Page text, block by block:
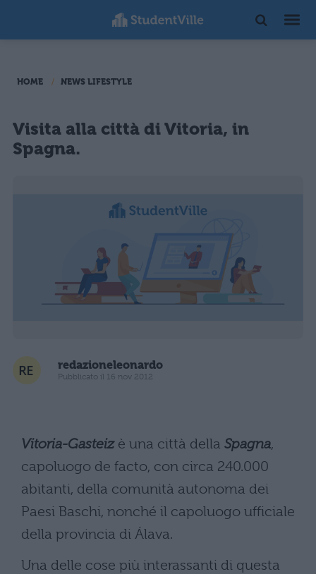
HOME NEWS LIFESTYLE
Visita alla città di Vitoria, in
Spagna.
redazioneleonardo
Pubblicato il 16 nov 2012
Vitoria-Gasteiz è una città della Spagna,
capoluogo de facto, con circa 240.000
abitanti, della comunità autonoma dei
Paesi Baschi, nonché il capoluogo ufficiale
della provincia di Álava.
Una delle cose più interassanti di questa